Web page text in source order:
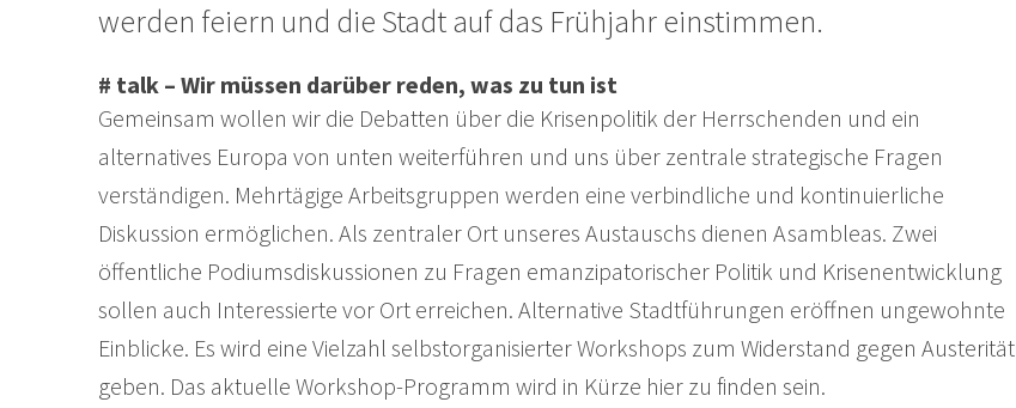
werden feiern und die Stadt auf das Frühjahr einstimmen.
# talk – Wir müssen darüber reden, was zu tun ist
Gemeinsam wollen wir die Debatten über die Krisenpolitik der Herrschenden und ein
alternatives Europa von unten weiterführen und uns über zentrale strategische Fragen
verständigen. Mehrtägige Arbeitsgruppen werden eine verbindliche und kontinuierliche
Diskussion ermöglichen. Als zentraler Ort unseres Austauschs dienen Asambleas. Zwei
öffentliche Podiumsdiskussionen zu Fragen emanzipatorischer Politik und Krisenentwicklung
sollen auch Interessierte vor Ort erreichen. Alternative Stadtführungen eröffnen ungewohnte
Einblicke. Es wird eine Vielzahl selbstorganisierter Workshops zum Widerstand gegen Austerität
geben. Das aktuelle Workshop-Programm wird in Kürze hier zu finden sein.